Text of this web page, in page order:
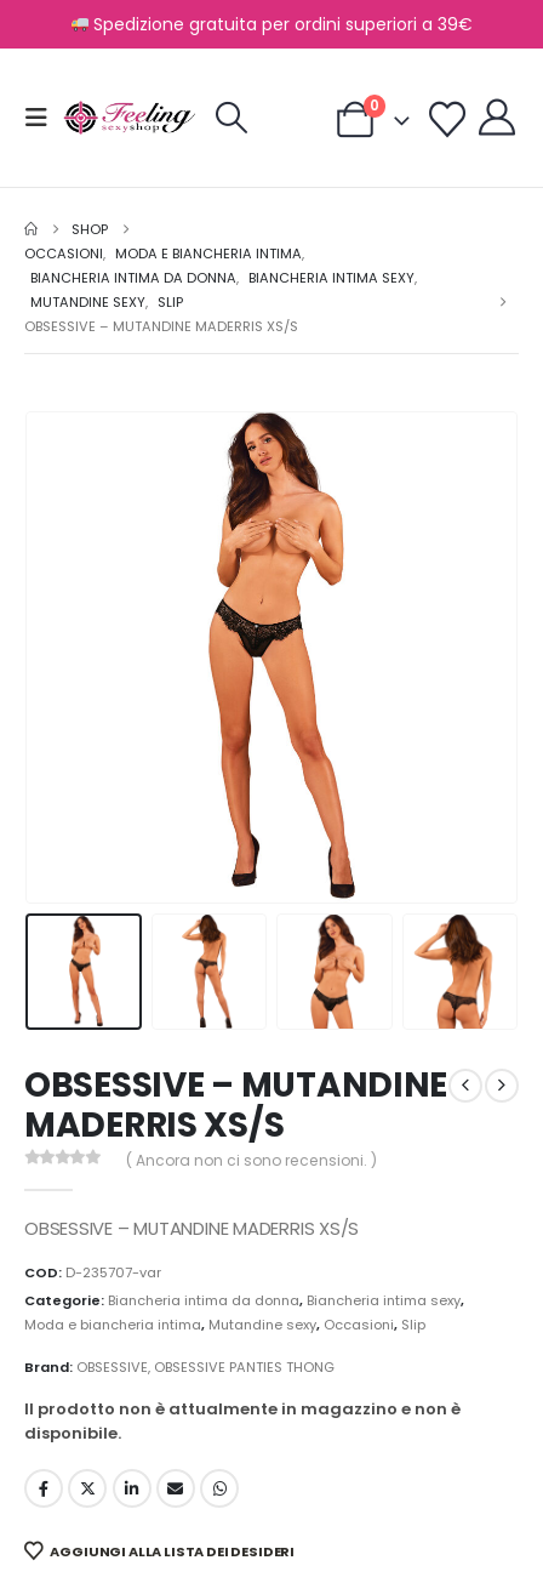
Spedizione gratuita per ordini superiori a 39€
0
SHOP
OCCASIONI, MODA E BIANCHERIA INTIMA,
BIANCHERIA INTIMA DA DONNA, BIANCHERIA INTIMA SEXY,
MUTANDINE SEXY, SLIP
OBSESSIVE – MUTANDINE MADERRIS XS/S
OBSESSIVE – MUTANDINE
MADERRIS XS/S
( Ancora non ci sono recensioni. )
OBSESSIVE – MUTANDINE MADERRIS XS/S
COD: D-235707-var
Categorie: Biancheria intima da donna, Biancheria intima sexy,
Moda e biancheria intima, Mutandine sexy, Occasioni, Slip
Brand: OBSESSIVE, OBSESSIVE PANTIES THONG
Il prodotto non è attualmente in magazzino e non è
disponibile.
AGGIUNGI ALLA LISTA DEI DESIDERI